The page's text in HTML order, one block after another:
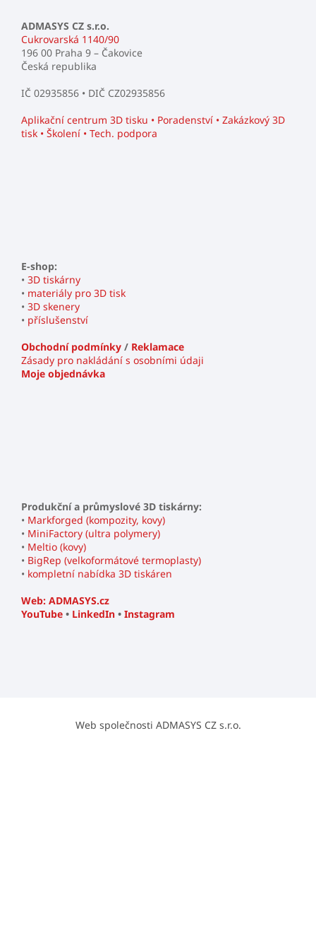
ADMASYS CZ s.r.o.
Cukrovarská 1140/90
196 00 Praha 9 – Čakovice
Česká republika
IČ 02935856 • DIČ CZ02935856
Aplikační centrum 3D tisku • Poradenství • Zakázkový 3D
tisk • Školení • Tech. podpora
E-shop:
• 3D tiskárny
• materiály pro 3D tisk
• 3D skenery
• příslušenství
Obchodní podmínky / Reklamace
Zásady pro nakládání s osobními údaji
Moje objednávka
Produkční a průmyslové 3D tiskárny:
• Markforged (kompozity, kovy)
• MiniFactory (ultra polymery)
• Meltio (kovy)
• BigRep (velkoformátové termoplasty)
• kompletní nabídka 3D tiskáren
Web: ADMASYS.cz
YouTube • LinkedIn • Instagram
Web společnosti ADMASYS CZ s.r.o.